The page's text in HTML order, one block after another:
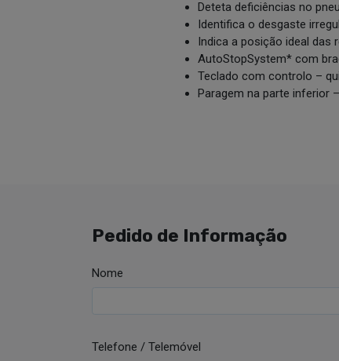
Deteta deficiências no
Identifica o desgaste
Indica a posição ideal das
AutoStopSystem* com
Teclado com controlo –
Paragem na parte inferior
Pedido de Informação
Nome
Telefone / Telemóvel